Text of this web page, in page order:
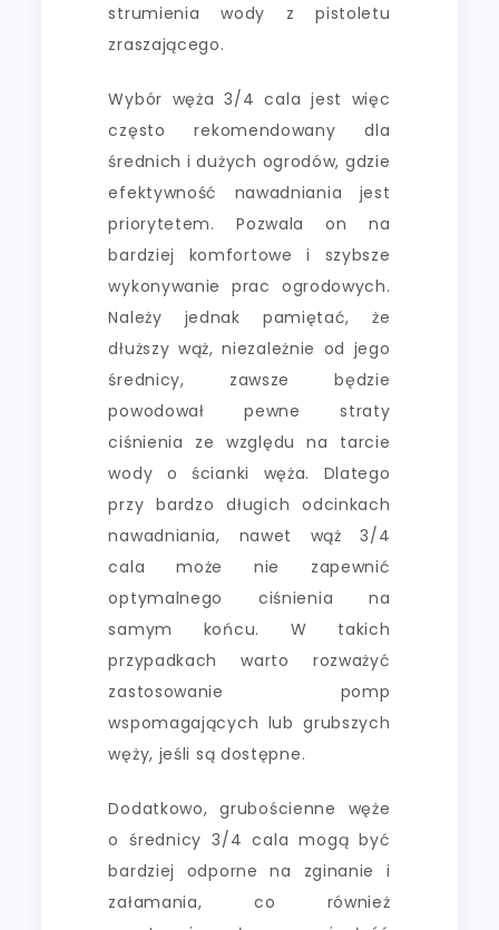
strumienia wody z pistoletu
zraszającego.
Wybór węża 3/4 cala jest więc
często rekomendowany dla
średnich i dużych ogrodów, gdzie
efektywność nawadniania jest
priorytetem. Pozwala on na
bardziej komfortowe i szybsze
wykonywanie prac ogrodowych.
Należy jednak pamiętać, że
dłuższy wąż, niezależnie od jego
średnicy, zawsze będzie
powodował pewne straty
ciśnienia ze względu na tarcie
wody o ścianki węża. Dlatego
przy bardzo długich odcinkach
nawadniania, nawet wąż 3/4
cala może nie zapewnić
optymalnego ciśnienia na
samym końcu. W takich
przypadkach warto rozważyć
zastosowanie pomp
wspomagających lub grubszych
węży, jeśli są dostępne.
Dodatkowo, grubościenne węże
o średnicy 3/4 cala mogą być
bardziej odporne na zginanie i
załamania, co również